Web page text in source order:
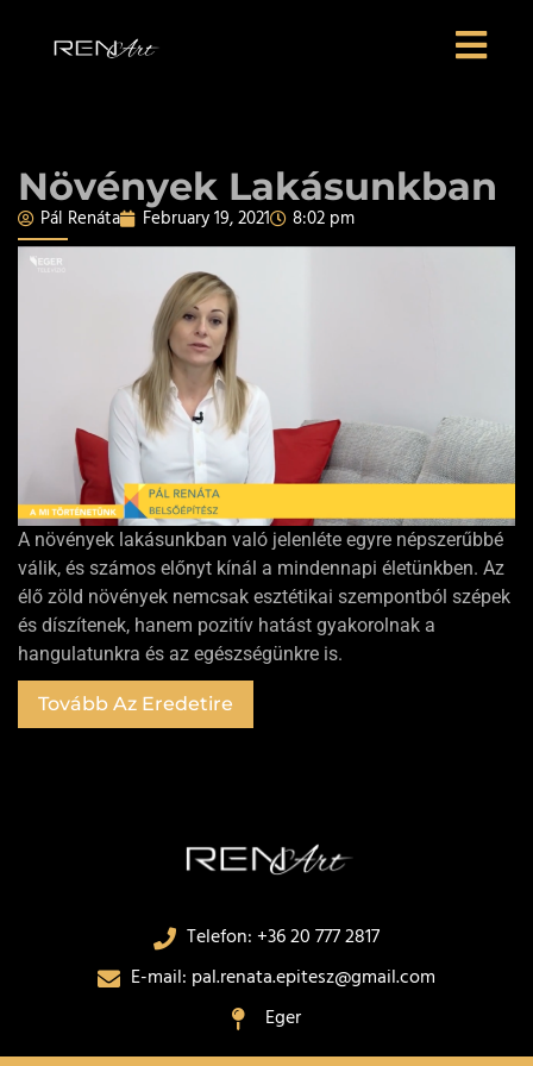
Növények Lakásunkban
Pál Renáta February 19, 2021 8:02 pm
A növények lakásunkban való jelenléte egyre népszerűbbé
válik, és számos előnyt kínál a mindennapi életünkben. Az
élő zöld növények nemcsak esztétikai szempontból szépek
és díszítenek, hanem pozitív hatást gyakorolnak a
hangulatunkra és az egészségünkre is.
Tovább Az Eredetire
Telefon: ‭+36 20 777 2817‬
E-mail: pal.renata.epitesz@gmail.com
Eger